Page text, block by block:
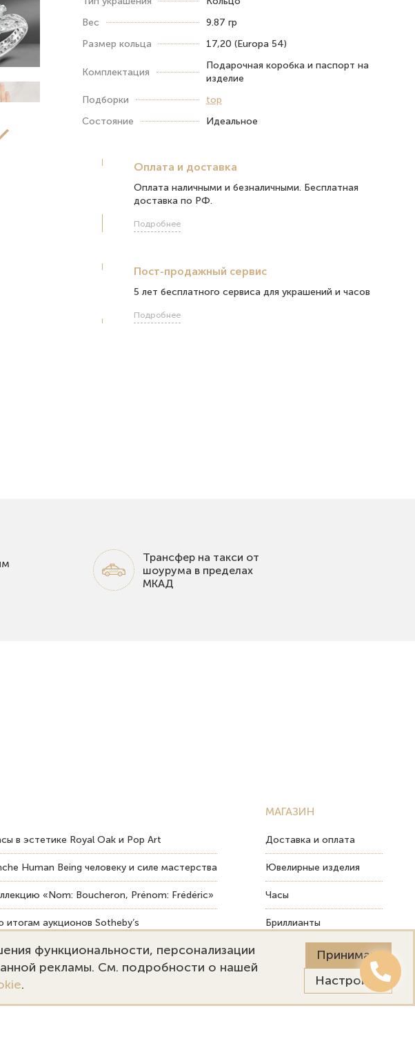
Вес
9.87 гр
Размер кольца
17,20 (Europa 54)
Комплектация
Подарочная коробка и паспорт на
изделие
Подборки
top
Состояние
Идеальное
Оплата и доставка
Оплата наличными и безналичными. Бесплатная
доставка по РФ.
Подробнее
Пост-продажный сервис
5 лет бесплатного сервиса для украшений и часов
Подробнее
Трансфер на такси от
шоурума в пределах
МКАД
в эстетике Royal Oak и Pop Art
Human Being человеку и силе мастерства
«Nom: Boucheron, Prénom: Frédéric»
аукционов Sotheby’s
ювелирных изделий
МАГАЗИН
Доставка и оплата
Ювелирные изделия
Часы
Бриллианты
Пост-продажный сервис
функциональности, персонализации
рекламы. См. подробности о нашей
.
Принимаю
Настройки